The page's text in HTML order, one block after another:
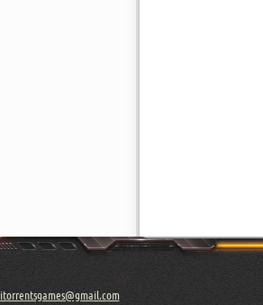
itorrentsgames@gmail.com